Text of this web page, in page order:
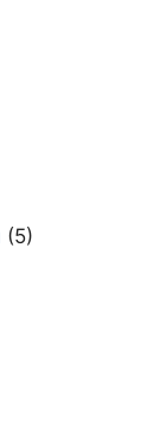
(5)